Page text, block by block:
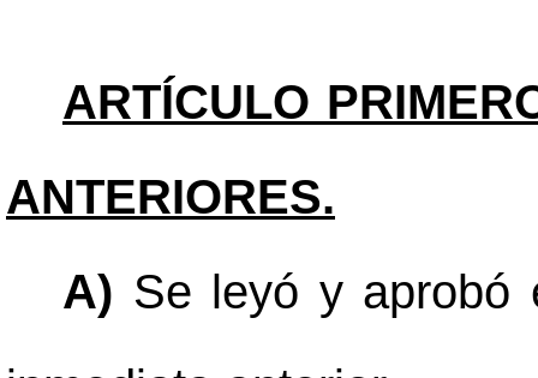
ARTÍCULO
ANTERIORES.
A) Se leyó y aprobó